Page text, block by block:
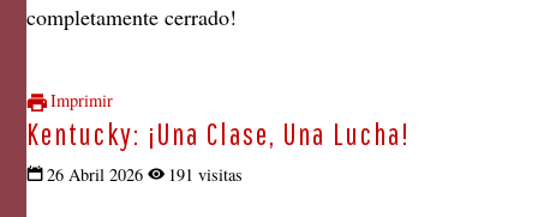
completamente cerrado!
Imprimir
Kentucky: ¡una Clase, Una Lucha!
26 Abril 2026 191 visitas